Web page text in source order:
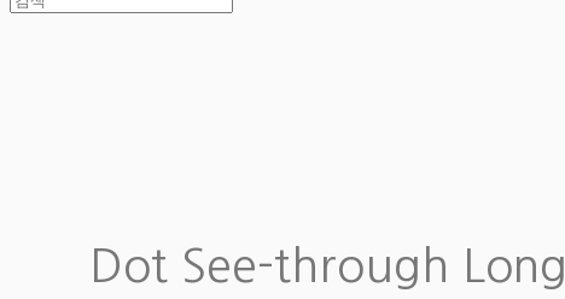
Dot See-through Long